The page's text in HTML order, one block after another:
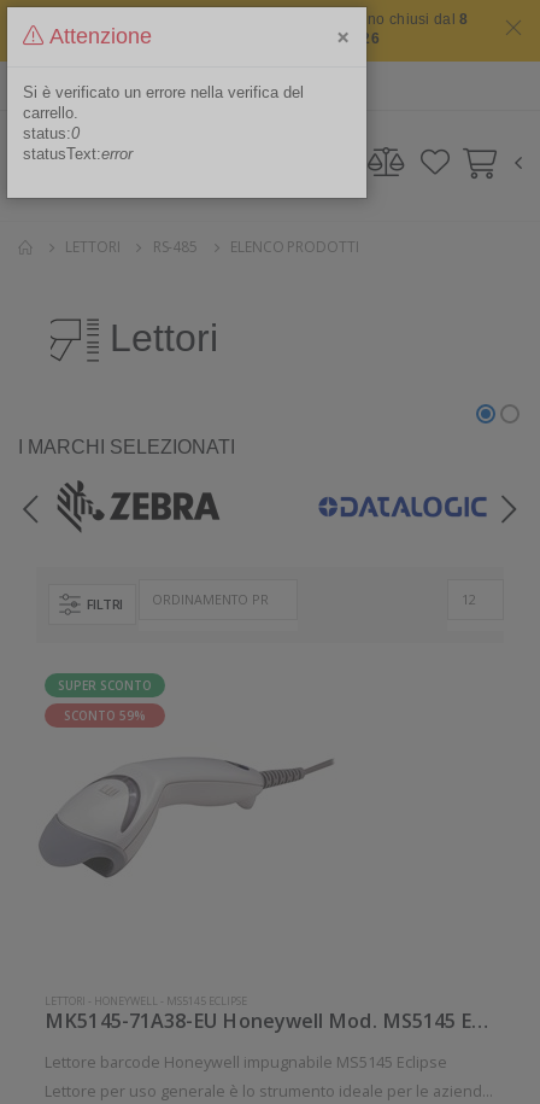
Il sito non chiude mai ma i nostri uffici saranno chiusi dal8
agosto 2026 al 16 agosto 2026
Area Riservata
LETTORI RS-485 ELENCO PRODOTTI
Lettori
I MARCHI SELEZIONATI
FILTRI
SUPER SCONTO
SCONTO 59%
LETTORI - HONEYWELL - MS5145 ECLIPSE
MK5145-71A38-EU Honeywell Mod. MS5145 Eclipse.
Lettore barcode Honeywell impugnabile MS5145 Eclipse
Lettore per uso generale è lo strumento ideale per le aziende
Attenzione ×
Si è verificato un errore nella verifica del
carrello.
status:0
statusText:error